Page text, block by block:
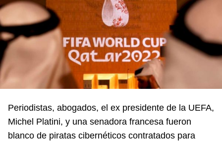
Periodistas, abogados, el ex presidente de la UEFA,
Michel Platini, y una senadora francesa fueron
blanco de piratas cibernéticos contratados para